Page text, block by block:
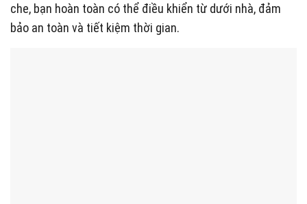
che, bạn hoàn toàn có thể điều khiển từ dưới nhà, đảm
bảo an toàn và tiết kiệm thời gian.